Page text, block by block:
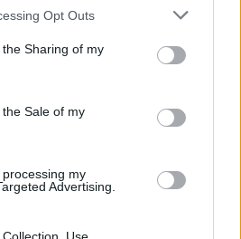
Opt Outs
Sharing of my
Sale of my
my
Advertising.
0,08%, στα
μονάδες ο Γενικός
0,57%